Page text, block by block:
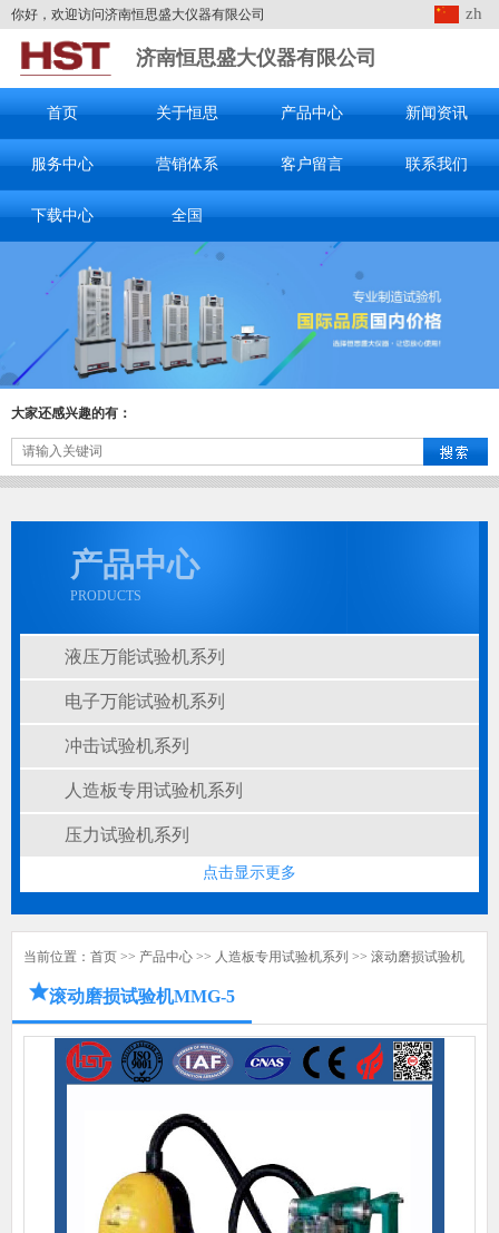
你好，欢迎访问济南恒思盛大仪器有限公司 zh
济南恒思盛大仪器有限公司
首页 关于恒思 产品中心 新闻资讯
服务中心 营销体系 客户留言 联系我们
下载中心 全国
大家还感兴趣的有：
产品中心
PRODUCTS
液压万能试验机系列
电子万能试验机系列
冲击试验机系列
人造板专用试验机系列
压力试验机系列
点击显示更多
当前位置： 首页 >> 产品中心 >> 人造板专用试验机系列 >> 滚动磨损试验机
滚动磨损试验机MMG-5